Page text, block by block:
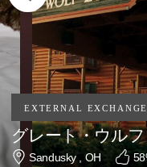
グレート・ウル
Sandusky , OH 58